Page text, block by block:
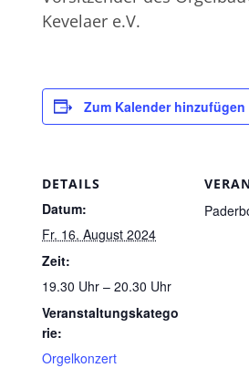
Kevelaer e.V.
Zum Kalender hinzufügen
DETAILS
Datum:
Fr. 16. August 2024
Zeit:
19.30 Uhr – 20.30 Uhr
Veranstaltungskatego
rie:
Orgelkonzert